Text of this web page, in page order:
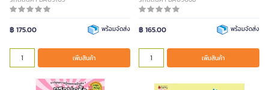
฿ 175.00 พร้อมจัดส่ง
เพิ่มสินค้า
฿ 165.00 พร้อมจัดส่ง
เพิ่มสินค้า